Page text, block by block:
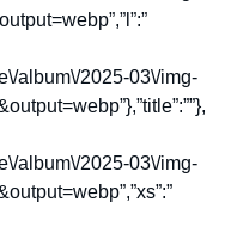
album\/2025-03\/img-
album\/2025-03\/img-